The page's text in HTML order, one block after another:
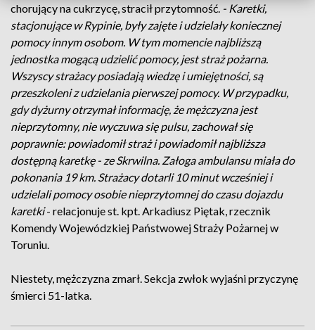
chorujący na cukrzycę, stracił przytomność. - Karetki,
stacjonujące w Rypinie, były zajęte i udzielały koniecznej
pomocy innym osobom. W tym momencie najbliższą
jednostka mogącą udzielić pomocy, jest straż pożarna.
Wszyscy strażacy posiadają wiedzę i umiejętności, są
przeszkoleni z udzielania pierwszej pomocy. W przypadku,
gdy dyżurny otrzymał informację, że mężczyzna jest
nieprzytomny, nie wyczuwa się pulsu, zachował się
poprawnie: powiadomił straż i powiadomił najbliższa
dostępną karetkę - ze Skrwilna. Załoga ambulansu miała do
pokonania 19 km. Strażacy dotarli 10 minut wcześniej i
udzielali pomocy osobie nieprzytomnej do czasu dojazdu
karetki- relacjonuje st. kpt. Arkadiusz Piętak, rzecznik
Komendy Wojewódzkiej Państwowej Straży Pożarnej w
Toruniu.
Niestety, mężczyzna zmarł. Sekcja zwłok wyjaśni przyczynę
śmierci 51-latka.